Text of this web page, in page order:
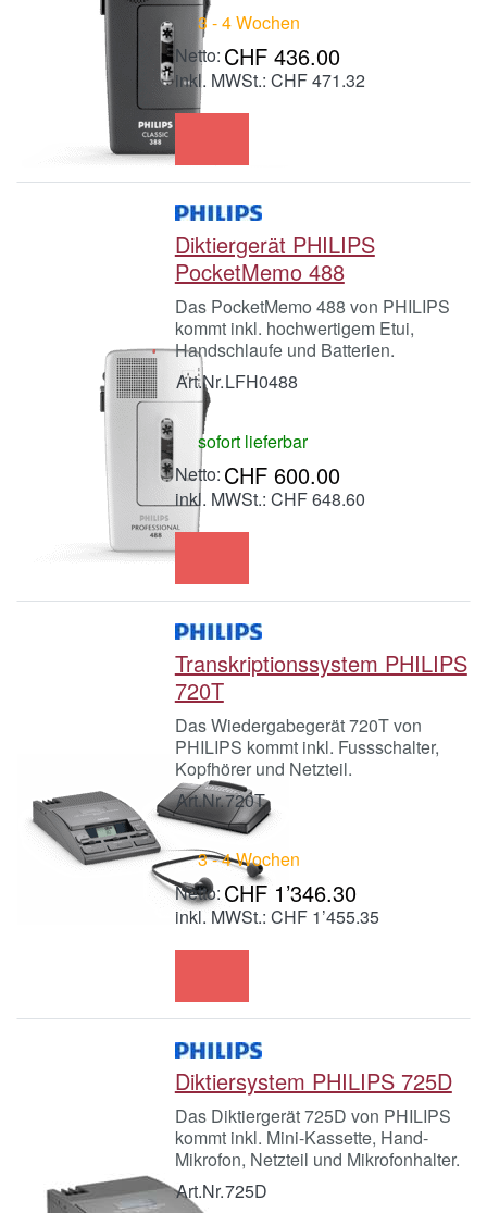
3 - 4 Wochen
CHF 436.00
inkl. MWSt.: CHF 471.32
Diktiergerät PHILIPS
PocketMemo 488
Das PocketMemo 488 von PHILIPS
kommt inkl. hochwertigem Etui,
Handschlaufe und Batterien.
Art.Nr.LFH0488
sofort lieferbar
CHF 600.00
inkl. MWSt.: CHF 648.60
Transkriptionssystem PHILIPS
720T
Das Wiedergabegerät 720T von
PHILIPS kommt inkl. Fussschalter,
Kopfhörer und Netzteil.
Art.Nr.720T
3 - 4 Wochen
CHF 1’346.30
inkl. MWSt.: CHF 1’455.35
Diktiersystem PHILIPS 725D
Das Diktiergerät 725D von PHILIPS
kommt inkl. Mini-Kassette, Hand-
Mikrofon, Netzteil und Mikrofonhalter.
Art.Nr.725D